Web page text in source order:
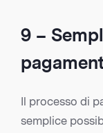
9 –
Il processo di
semplice